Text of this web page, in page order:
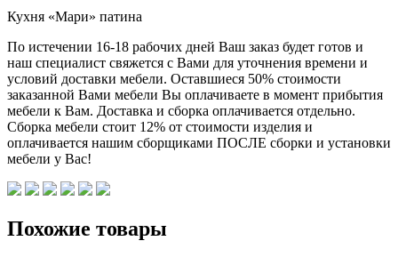
Кухня «Мари» патина
По истечении 16-18 рабочих дней Ваш заказ будет готов и
наш специалист свяжется с Вами для уточнения времени и
условий доставки мебели. Оставшиеся 50% стоимости
заказанной Вами мебели Вы оплачиваете в момент прибытия
мебели к Вам. Доставка и сборка оплачивается отдельно.
Сборка мебели стоит 12% от стоимости изделия и
оплачивается нашим сборщиками ПОСЛЕ сборки и установки
мебели у Вас!
Похожие товары